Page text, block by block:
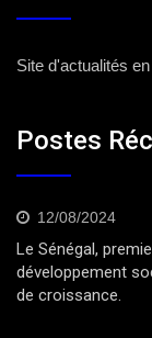
Site d'actualités
Postes
12/08/2024
Le Sénégal,
développement
de croissance.